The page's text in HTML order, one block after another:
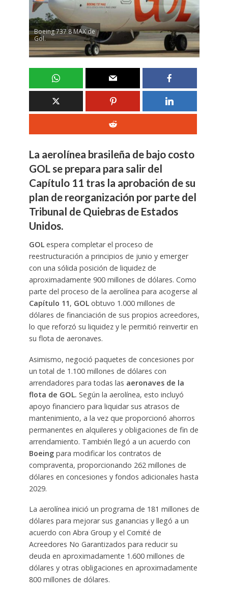
Boeing 737 8 MAX de
Gol.
La aerolínea brasileña de bajo costo
GOL se prepara para salir del
Capítulo 11 tras la aprobación de su
plan de reorganización por parte del
Tribunal de Quiebras de Estados
Unidos.
GOLespera completar el proceso de
reestructuración a principios de junio y emerger
con una sólida posición de liquidez de
aproximadamente 900 millones de dólares. Como
parte del proceso de la aerolínea para acogerse al
Capítulo 11, GOLobtuvo 1.000 millones de
dólares de financiación de sus propios acreedores,
lo que reforzó su liquidez y le permitió reinvertir en
su flota de aeronaves.
Asimismo, negoció paquetes de concesiones por
un total de 1.100 millones de dólares con
arrendadores para todas las aeronaves de la
flota de GOL. Según la aerolínea, esto incluyó
apoyo financiero para liquidar sus atrasos de
mantenimiento, a la vez que proporcionó ahorros
permanentes en alquileres y obligaciones de fin de
arrendamiento. También llegó a un acuerdo con
Boeing para modificar los contratos de
compraventa, proporcionando 262 millones de
dólares en concesiones y fondos adicionales hasta
2029.
La aerolínea inició un programa de 181 millones de
dólares para mejorar sus ganancias y llegó a un
acuerdo con Abra Group y el Comité de
Acreedores No Garantizados para reducir su
deuda en aproximadamente 1.600 millones de
dólares y otras obligaciones en aproximadamente
800 millones de dólares.